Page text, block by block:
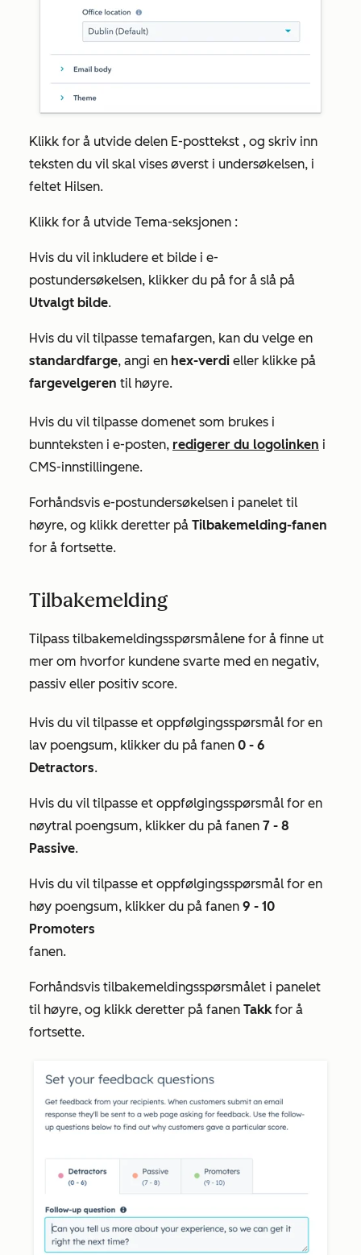
Klikk for å utvide delen E-posttekst , og skriv inn
teksten du vil skal vises øverst i undersøkelsen, i
feltet Hilsen.
Klikk for å utvide Tema-seksjonen :
Hvis du vil inkludere et bilde i e-
postundersøkelsen, klikker du på for å slå på
Utvalgt bilde.
Hvis du vil tilpasse temafargen, kan du velge en
standardfarge, angi en hex-verdi eller klikke på
fargevelgeren til høyre.
Hvis du vil tilpasse domenet som brukes i
bunnteksten i e-posten, redigerer du logolinken i
CMS-innstillingene.
Forhåndsvis e-postundersøkelsen i panelet til
høyre, og klikk deretter på Tilbakemelding-fanen
for å fortsette.
Tilbakemelding
Tilpass tilbakemeldingsspørsmålene for å finne ut
mer om hvorfor kundene svarte med en negativ,
passiv eller positiv score.
Hvis du vil tilpasse et oppfølgingsspørsmål for en
lav poengsum, klikker du på fanen 0 - 6
Detractors.
Hvis du vil tilpasse et oppfølgingsspørsmål for en
nøytral poengsum, klikker du på fanen 7 - 8
Passive.
Hvis du vil tilpasse et oppfølgingsspørsmål for en
høy poengsum, klikker du på fanen 9 - 10
Promoters
fanen.
Forhåndsvis tilbakemeldingsspørsmålet i panelet
til høyre, og klikk deretter på fanen Takkfor å
fortsette.